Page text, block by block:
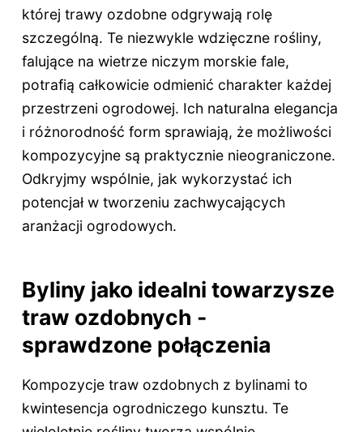
której trawy ozdobne odgrywają rolę
szczególną. Te niezwykle wdzięczne rośliny,
falujące na wietrze niczym morskie fale,
potrafią całkowicie odmienić charakter każdej
przestrzeni ogrodowej. Ich naturalna elegancja
i różnorodność form sprawiają, że możliwości
kompozycyjne są praktycznie nieograniczone.
Odkryjmy wspólnie, jak wykorzystać ich
potencjał w tworzeniu zachwycających
aranżacji ogrodowych.
Byliny jako idealni towarzysze
traw ozdobnych -
sprawdzone połączenia
Kompozycje traw ozdobnych z bylinami to
kwintesencja ogrodniczego kunsztu. Te